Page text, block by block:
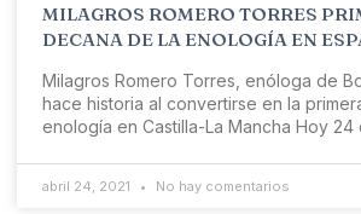
MILAGROS ROMERO TORRES
DECANA DE LA ENOLOGÍA EN
Milagros Romero Torres, enóloga de
hace historia al convertirse en la
enología en Castilla-La Mancha Hoy 24
abril 24, 2021 No hay comentarios